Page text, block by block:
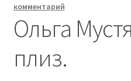
О депрессии
комментарий
Ольга
плиз.